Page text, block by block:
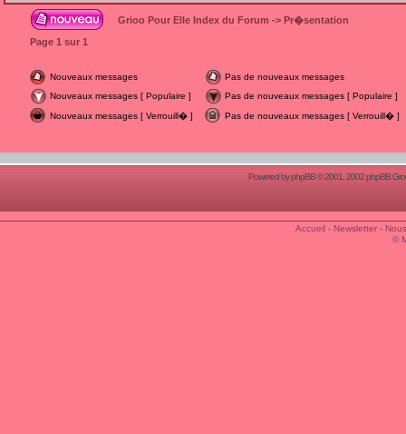
Grioo Pour Elle Index du Forum -> Pr�sentation
Page 1 sur 1
Nouveaux messages
Pas de nouveaux messages
Nouveaux messages [ Populaire ]
Pas de nouveaux messages [ Populaire ]
Nouveaux messages [ Verrouill� ]
Pas de nouveaux messages [ Verrouill� ]
Powered byphpBB© 2001, 2002 phpBB
Accueil- Newsletter-
©